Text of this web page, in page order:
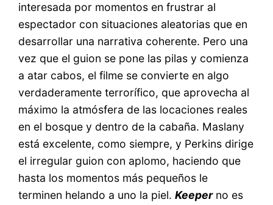
interesada por momentos en frustrar al
espectador con situaciones aleatorias que en
desarrollar una narrativa coherente. Pero una
vez que el guion se pone las pilas y comienza
a atar cabos, el filme se convierte en algo
verdaderamente terrorífico, que aprovecha al
máximo la atmósfera de las locaciones reales
en el bosque y dentro de la cabaña. Maslany
está excelente, como siempre, y Perkins dirige
el irregular guion con aplomo, haciendo que
hasta los momentos más pequeños le
terminen helando a uno la piel.Keeper no es